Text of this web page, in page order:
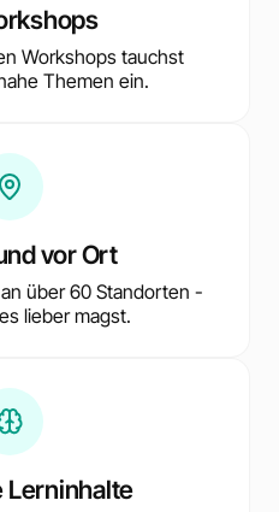
Workshops tauchst
Themen ein.
vor Ort
über 60 Standorten -
lieber magst.
Lerninhalte